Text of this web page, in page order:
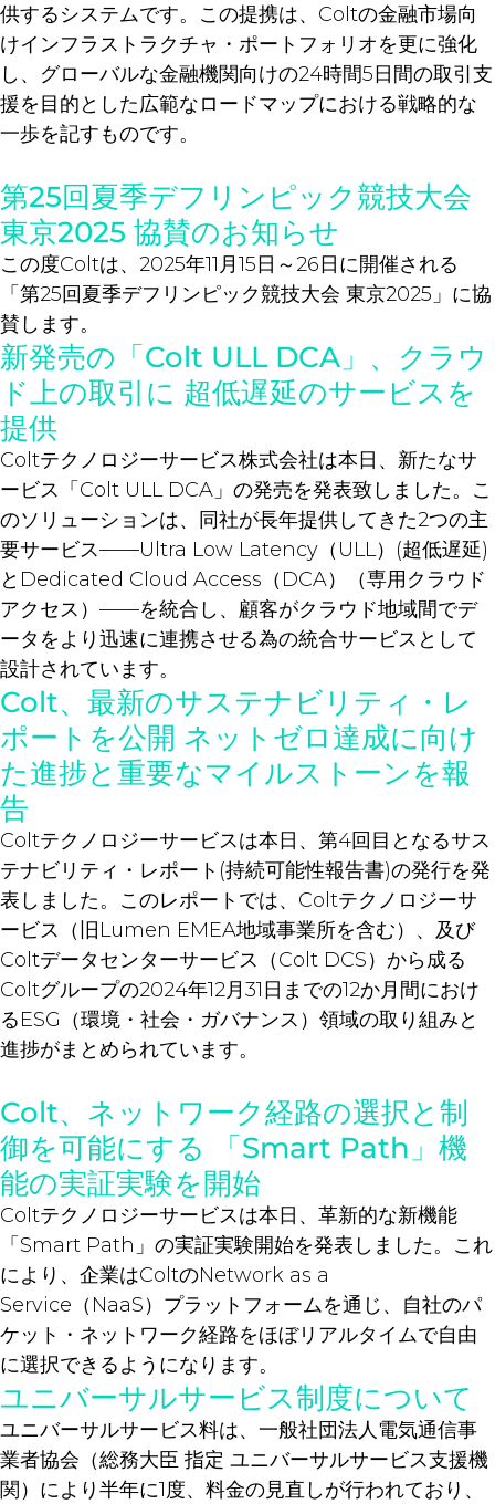
供するシステムです。この提携は、Coltの金融市場向
けインフラストラクチャ・ポートフォリオを更に強化
し、グローバルな金融機関向けの24時間5日間の取引支
援を目的とした広範なロードマップにおける戦略的な
一歩を記すものです。
第25回夏季デフリンピック競技大会
東京2025 協賛のお知らせ
この度Coltは、2025年11月15日～26日に開催される
「第25回夏季デフリンピック競技大会 東京2025」に協
賛します。
新発売の「Colt ULL DCA」、クラウ
ド上の取引に 超低遅延のサービスを
提供
Coltテクノロジーサービス株式会社は本日、新たなサ
ービス「Colt ULL DCA」の発売を発表致しました。こ
のソリューションは、同社が長年提供してきた2つの主
要サービス——Ultra Low Latency（ULL）(超低遅延)
とDedicated Cloud Access（DCA）（専用クラウド
アクセス）——を統合し、顧客がクラウド地域間でデ
ータをより迅速に連携させる為の統合サービスとして
設計されています。
Colt、最新のサステナビリティ・レ
ポートを公開 ネットゼロ達成に向け
た進捗と重要なマイルストーンを報
告
Coltテクノロジーサービスは本日、第4回目となるサス
テナビリティ・レポート(持続可能性報告書)の発行を発
表しました。このレポートでは、Coltテクノロジーサ
ービス（旧Lumen EMEA地域事業所を含む）、及び
Coltデータセンターサービス（Colt DCS）から成る
Coltグループの2024年12月31日までの12か月間におけ
るESG（環境・社会・ガバナンス）領域の取り組みと
進捗がまとめられています。
Colt、ネットワーク経路の選択と制
御を可能にする 「Smart Path」機
能の実証実験を開始
Coltテクノロジーサービスは本日、革新的な新機能
「Smart Path」の実証実験開始を発表しました。これ
により、企業はColtのNetwork as a
Service（NaaS）プラットフォームを通じ、自社のパ
ケット・ネットワーク経路をほぼリアルタイムで自由
に選択できるようになります。
ユニバーサルサービス制度について
ユニバーサルサービス料は、一般社団法人電気通信事
業者協会（総務大臣 指定 ユニバーサルサービス支援機
関）により半年に1度、料金の見直しが行われており、